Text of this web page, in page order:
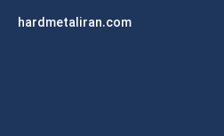
hardmetaliran.com